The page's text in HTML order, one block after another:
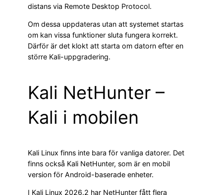
distans via Remote Desktop Protocol.
Om dessa uppdateras utan att systemet startas
om kan vissa funktioner sluta fungera korrekt.
Därför är det klokt att starta om datorn efter en
större Kali-uppgradering.
Kali NetHunter –
Kali i mobilen
Kali Linux finns inte bara för vanliga datorer. Det
finns också Kali NetHunter, som är en mobil
version för Android-baserade enheter.
I Kali Linux 2026.2 har NetHunter fått flera